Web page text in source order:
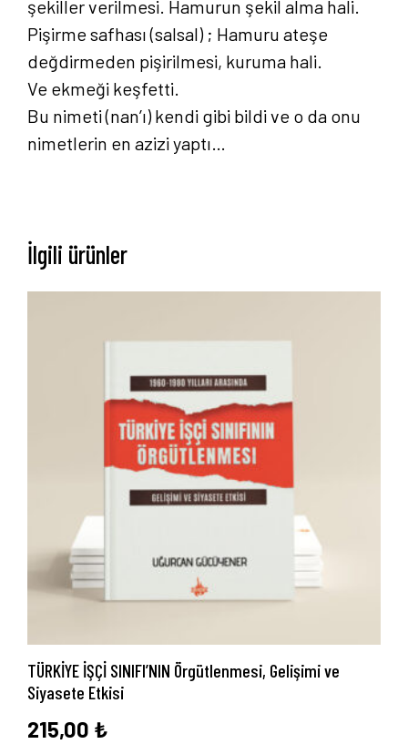
Hakkımızda
Yayın Paketlerimiz
Yayınlarımız
Blog
İletişim
şekiller verilmesi. Hamurun şekil alma hali.
Pişirme safhası (salsal) ; Hamuru ateşe
değdirmeden pişirilmesi, kuruma hali.
Ve ekmeği keşfetti.
Bu nimeti (nan’ı) kendi gibi bildi ve o da onu
nimetlerin en azizi yaptı…
İlgili ürünler
TÜRKİYE İŞÇİ SINIFI’NIN Örgütlenmesi, Gelişimi ve
Siyasete Etkisi
215,00 ₺